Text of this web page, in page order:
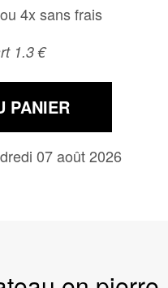
4x sans frais
1.3 €
PANIER
07 août 2026